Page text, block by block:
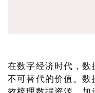
在数字经济时代，
不可替代的价值。数